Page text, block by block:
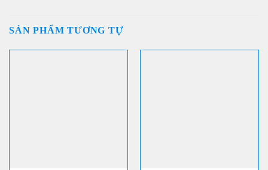
SẢN PHẨM TƯƠNG TỰ